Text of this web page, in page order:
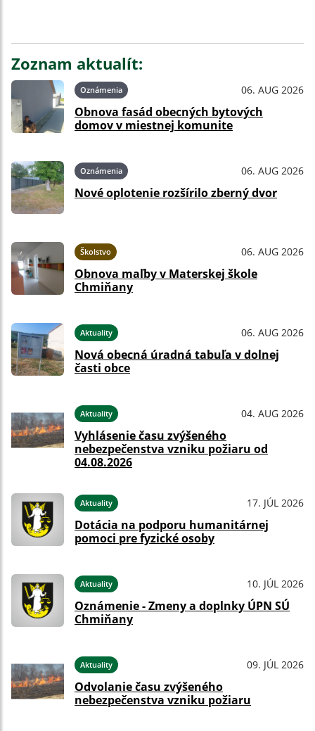
Zoznam aktualít:
Oznámenia 06. AUG 2026
Obnova fasád obecných bytových
domov v miestnej komunite
Oznámenia 06. AUG 2026
Nové oplotenie rozšírilo zberný dvor
Školstvo 06. AUG 2026
Obnova maľby v Materskej škole
Chmiňany
Aktuality 06. AUG 2026
Nová obecná úradná tabuľa v dolnej
časti obce
Aktuality 04. AUG 2026
Vyhlásenie času zvýšeného
nebezpečenstva vzniku požiaru od
04.08.2026
Aktuality 17. JÚL 2026
Dotácia na podporu humanitárnej
pomoci pre fyzické osoby
Aktuality 10. JÚL 2026
Oznámenie - Zmeny a doplnky ÚPN SÚ
Chmiňany
Aktuality 09. JÚL 2026
Odvolanie času zvýšeného
nebezpečenstva vzniku požiaru